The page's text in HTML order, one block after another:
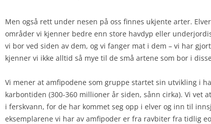
Men også rett under nesen på oss finnes ukjente arter.
områder vi kjenner bedre enn store havdyp eller
vi bor ved siden av dem, og vi fanger mat i dem – vi har
kjenner vi ikke alltid så mye til de små artene som bor i
Vi mener at amfipodene som gruppe startet sin utvikling i
karbontiden (300-360 millioner år siden, sånn cirka). Vi vet
i ferskvann, for de har kommet seg opp i elver og inn til
eksemplarene vi har av amfipoder er fra ravbiter fra tidlig